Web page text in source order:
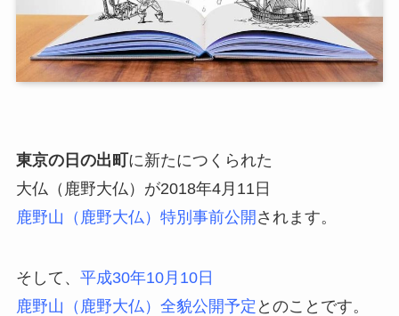
東京の日の出町に新たにつくられた
大仏（鹿野大仏）が2018年4月11日
鹿野山（鹿野大仏）特別事前公開 されます。
そして、 平成30年10月10日
鹿野山（鹿野大仏）全貌公開予定 とのことです。